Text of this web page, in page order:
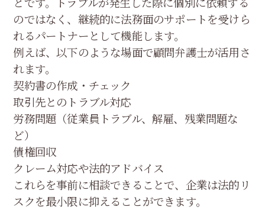
のではなく、継続的に法務面のサポートを受けら
れるパートナーとして機能します。
例えば、以下のような場面で顧問弁護士が活用さ
れます。
契約書の作成・チェック
取引先とのトラブル対応
労務問題（従業員トラブル、解雇、残業問題な
ど）
債権回収
クレーム対応や法的アドバイス
これらを事前に相談できることで、企業は法的リ
スクを最小限に抑えることができます。